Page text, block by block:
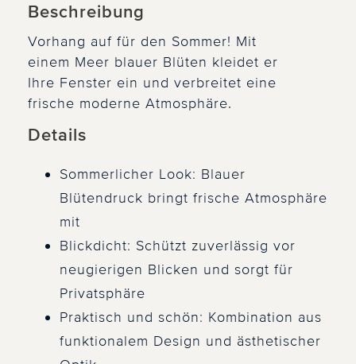
Beschreibung
Vorhang auf für den Sommer! Mit
einem Meer blauer Blüten kleidet er
Ihre Fenster ein und verbreitet eine
frische moderne Atmosphäre.
Details
Sommerlicher Look: Blauer
Blütendruck bringt frische Atmosphäre
mit
Blickdicht: Schützt zuverlässig vor
neugierigen Blicken und sorgt für
Privatsphäre
Praktisch und schön: Kombination aus
funktionalem Design und ästhetischer